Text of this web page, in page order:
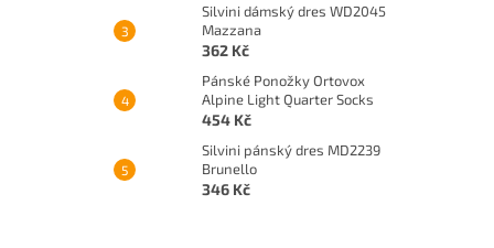
Silvini dámský dres WD2045
Mazzana
362 Kč
Pánské Ponožky Ortovox
Alpine Light Quarter Socks
454 Kč
Silvini pánský dres MD2239
Brunello
346 Kč